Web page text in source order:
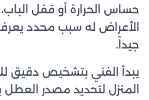
حساس الحرارة أو قفل
الأعراض له سبب محدد
جيداً.
يبدأ الفني بتشخيص دقيق
المنزل لتحديد مصدر